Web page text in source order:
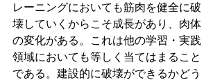
レーニングにおいても筋肉を健全に破
壊していくからこそ成長があり、肉体
の変化がある。これは他の学習・実践
領域においても等しく当てはまること
である。建設的に破壊ができるかどう